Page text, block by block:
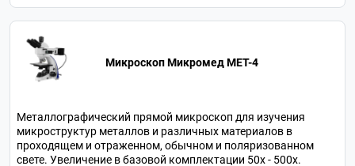
Микроскоп Микромед МЕТ-4
Металлографический прямой микроскоп для изучения
микроструктур металлов и различных материалов в
проходящем и отраженном, обычном и поляризованном
свете. Увеличение в базовой комплектации 50х - 500х.